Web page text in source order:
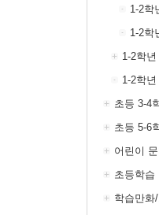
1-2학
1-2학
1-2학
1-2학
초등 3-4
초등 5-6
어린이
초등학습
학습만화